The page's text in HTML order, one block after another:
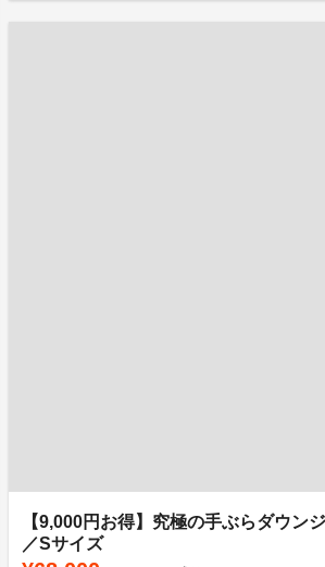
【9,000円お得】究極の手ぶらダウン
／Sサイズ